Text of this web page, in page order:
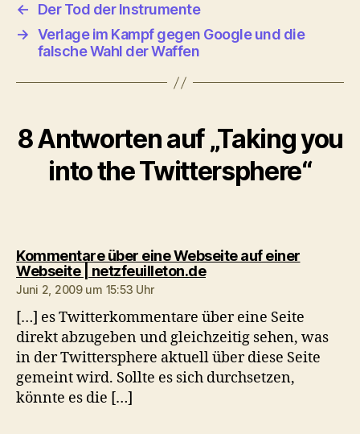
←
Der Tod der Instrumente
→ Verlage im Kampf gegen Google und die
falsche Wahl der Waffen
8 Antworten auf „Taking you
into the Twittersphere“
Kommentare über eine Webseite auf einer
Webseite | netzfeuilleton.desagt:
Juni 2, 2009 um 15:53 Uhr
[…] es Twitterkommentare über eine Seite
direkt abzugeben und gleichzeitig sehen, was
in der Twittersphere aktuell über diese Seite
gemeint wird. Sollte es sich durchsetzen,
könnte es die […]